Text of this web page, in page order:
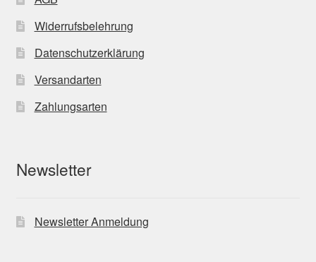
Widerrufsbelehrung
Datenschutzerklärung
Versandarten
Zahlungsarten
Newsletter
Newsletter Anmeldung